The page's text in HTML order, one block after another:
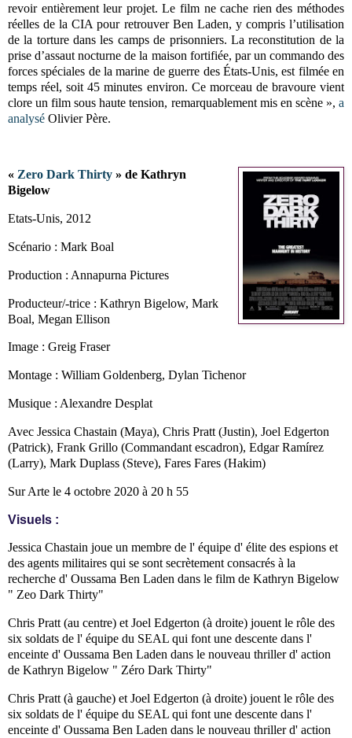
revoir entièrement leur projet. Le film ne cache rien des méthodes
réelles de la CIA pour retrouver Ben Laden, y compris l’utilisation
de la torture dans les camps de prisonniers. La reconstitution de la
prise d’assaut nocturne de la maison fortifiée, par un commando des
forces spéciales de la marine de guerre des États-Unis, est filmée en
temps réel, soit 45 minutes environ. Ce morceau de bravoure vient
clore un film sous haute tension, remarquablement mis en scène », a
analysé Olivier Père.
« Zero Dark Thirty » de Kathryn
Bigelow
Etats-Unis, 2012
Scénario : Mark Boal
Production : Annapurna Pictures
Producteur/-trice : Kathryn Bigelow, Mark
Boal, Megan Ellison
Image : Greig Fraser
Montage : William Goldenberg, Dylan Tichenor
Musique : Alexandre Desplat
Avec Jessica Chastain (Maya), Chris Pratt (Justin), Joel Edgerton
(Patrick), Frank Grillo (Commandant escadron), Edgar Ramírez
(Larry), Mark Duplass (Steve), Fares Fares (Hakim)
Sur Arte le 4 octobre 2020 à 20 h 55
Visuels :
Jessica Chastain joue un membre de l' équipe d' élite des espions et
des agents militaires qui se sont secrètement consacrés à la
recherche d' Oussama Ben Laden dans le film de Kathryn Bigelow
" Zeo Dark Thirty"
Chris Pratt (au centre) et Joel Edgerton (à droite) jouent le rôle des
six soldats de l' équipe du SEAL qui font une descente dans l'
enceinte d' Oussama Ben Laden dans le nouveau thriller d' action
de Kathryn Bigelow " Zéro Dark Thirty"
Chris Pratt (à gauche) et Joel Edgerton (à droite) jouent le rôle des
six soldats de l' équipe du SEAL qui font une descente dans l'
enceinte d' Oussama Ben Laden dans le nouveau thriller d' action